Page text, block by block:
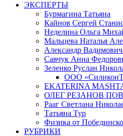
ЭКСПЕРТЫ
Бурмагина Татьяна
Кайнов Сергей
Неделина Ольга
Мальцева Наталья
Александр
Савчук Анна
Зеленко Руслан
ООО
EKATERINA
ОЛЕГ РЕЗАНОВ
Рааг Светлана
Татьяна Тур
Физика от
РУБРИКИ